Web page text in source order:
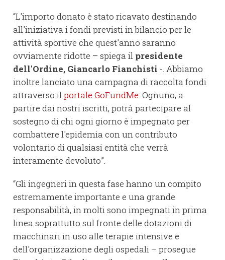
“L'importo donato è stato ricavato destinando
all'iniziativa i fondi previsti in bilancio per le
attività sportive che quest'anno saranno
ovviamente ridotte – spiega il presidente
dell'Ordine, Giancarlo Fianchisti -. Abbiamo
inoltre lanciato una campagna di raccolta fondi
attraverso ilportale GoFundMe: Ognuno, a
partire dai nostri iscritti, potrà partecipare al
sostegno di chi ogni giorno è impegnato per
combattere l'epidemia con un contributo
volontario di qualsiasi entità che verrà
interamente devoluto”.
“Gli ingegneri in questa fase hanno un compito
estremamente importante e una grande
responsabilità, in molti sono impegnati in prima
linea soprattutto sul fronte delle dotazioni di
macchinari in uso alle terapie intensive e
dell'organizzazione degli ospedali – prosegue